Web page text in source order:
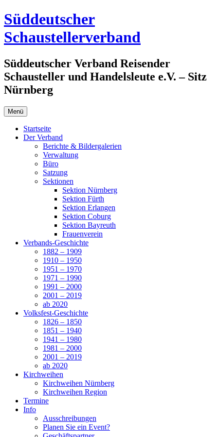
Zum
Inhalt
springen
Süddeutscher
Schaustellerverband
Süddeutscher Verband Reisender
Schausteller und Handelsleute e.V. – Sitz
Nürnberg
Menü
Startseite
Der Verband
Berichte & Bildergalerien
Verwaltung
Büro
Satzung
Sektionen
Sektion Nürnberg
Sektion Fürth
Sektion Erlangen
Sektion Coburg
Sektion Bayreuth
Frauenverein
Verbands-Geschichte
1882 – 1909
1910 – 1950
1951 – 1970
1971 – 1990
1991 – 2000
2001 – 2019
ab 2020
Volksfest-Geschichte
1826 – 1850
1851 – 1940
1941 – 1980
1981 – 2000
2001 – 2019
ab 2020
Kirchweihen
Kirchweihen Nürnberg
Kirchweihen Region
Termine
Info
Ausschreibungen
Planen Sie ein Event?